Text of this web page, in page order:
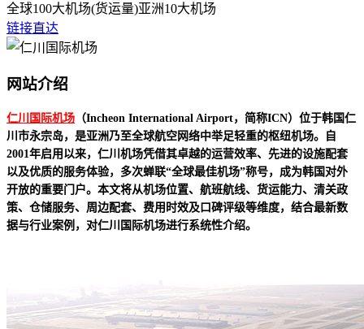
全球100大机场(货运量)亚洲10大机场
链接直达
网站介绍
仁川国际机场 （Incheon International Airport，简称ICN）位于韩国仁
川市永宗岛，是亚洲乃至全球航空网络中举足轻重的枢纽机场。自
2001年启用以来，仁川机场凭借其卓越的运营效率、先进的设施配套
以及优质的服务体验，多次蝉联“全球最佳机场”称号，成为韩国对外
开放的重要门户。本文将从机场位置、航班航线、货运能力、清关政
策、仓储服务、周边配套、费用时效及口碑评级等维度，结合最新数
据与行业案例，对仁川国际机场进行系统性介绍。